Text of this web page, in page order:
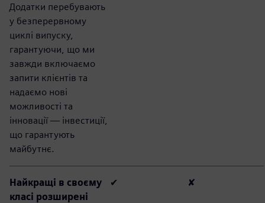
Додатки перебувають
у безперервному
циклі випуску,
гарантуючи, що ми
завжди включаємо
запити клієнтів та
надаємо нові
можливості та
інновації — інвестиції,
що гарантують
майбутнє.
Найкращі в своєму
класі розширені
✔ ✘